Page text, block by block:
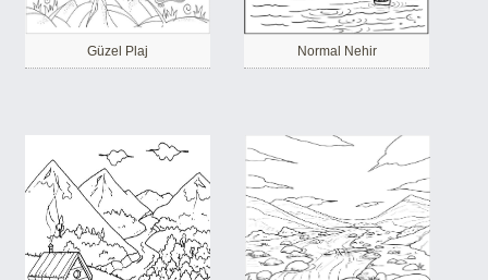
Güzel Plaj Normal Nehir